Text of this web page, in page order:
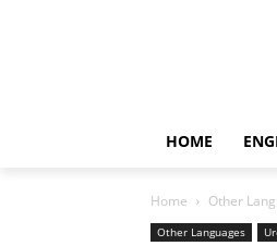
HOME
Home Other
Other Languages